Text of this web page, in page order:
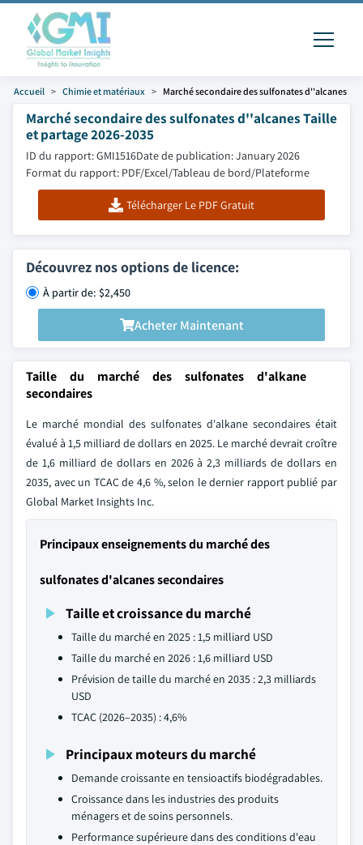
Accueil Chimie et matériaux Marché secondaire des sulfonates d''alcanes
Marché secondaire des sulfonates d''alcanes Taille
et partage 2026-2035
ID du rapport: GMI1516Date de publication: January 2026
Format du rapport: PDF/Excel/Tableau de bord/Plateforme
Télécharger Le PDF Gratuit
Découvrez nos options de licence:
À partir de: $2,450
Acheter Maintenant
Taille du marché des sulfonates d'alkane
secondaires
Le marché mondial des sulfonates d'alkane secondaires était
évalué à 1,5 milliard de dollars en 2025. Le marché devrait croître
de 1,6 milliard de dollars en 2026 à 2,3 milliards de dollars en
2035, avec un TCAC de 4,6 %, selon le dernier rapport publié par
Global Market Insights Inc.
Principaux enseignements du marché des
sulfonates d'alcanes secondaires
Taille et croissance du marché
Taille du marché en 2025 : 1,5 milliard USD
Taille du marché en 2026 : 1,6 milliard USD
Prévision de taille du marché en 2035 : 2,3 milliards
USD
TCAC (2026–2035) : 4,6%
Principaux moteurs du marché
Demande croissante en tensioactifs biodégradables.
Croissance dans les industries des produits
ménagers et de soins personnels.
Performance supérieure dans des conditions d'eau